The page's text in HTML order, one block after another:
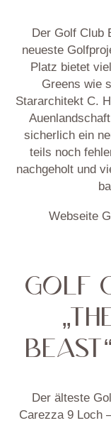
Der Golf Club
neueste
Platz bietet
Greens wie
Stararchitekt C.
sicherlich ein
teils noch
nachgeholt und
Webseite
GOLF
Der älteste
Carezza 9 Loch